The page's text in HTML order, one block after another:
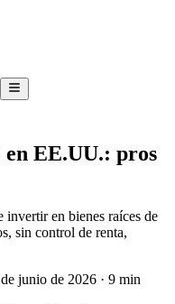
EE.UU.: pros
invertir en bienes raíces de
sin control de renta,
junio de 2026 · 9 min